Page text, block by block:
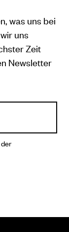
was uns bei
uns
Zeit
Newsletter